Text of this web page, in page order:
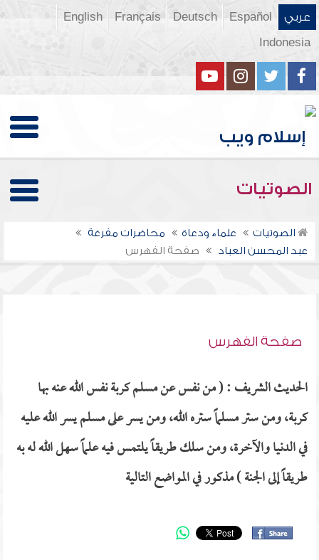
عربي Español
Deutsch
Français
English
Indonesia
الصوتيات
الصوتيات علماء ودعاة
محاضرات مفرغة
عبد المحسن العباد
صفحة الفهرس
صفحة الفهرس
الحديث الشريف : ( من نفس عن مسلم كربة نفس الله عنه بها
كربة، ومن ستر مسلماً ستره الله، ومن يسر على مسلم يسر الله عليه
في الدنيا والآخرة، ومن سلك طريقاً يلتمس فيه علماً سهل الله له به
طريقاً إلى الجنة ) مذكور في المواضع التالية